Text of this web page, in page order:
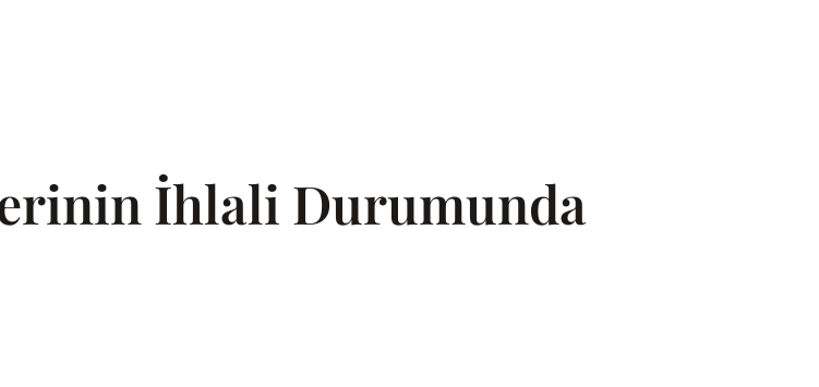
İhlali Durumunda